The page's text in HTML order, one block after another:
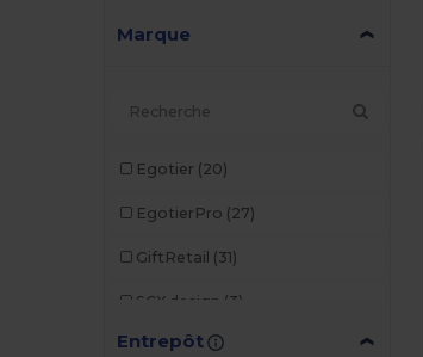
Marque
Egotier (20)
EgotierPro (27)
GiftRetail (31)
SCX.design (3)
Stamina (27)
Entrepôt